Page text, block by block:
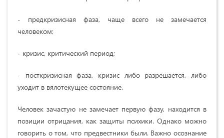
- предкризисная фаза, чаще всего не замечается
человеком;
- кризис, критический период;
- посткризисная фаза, кризис либо разрешается, либо
уходит в вялотекущее состояние.
Человек зачастую не замечает первую фазу, находится в
позиции отрицания, как защиты психики. Однако можно
говорить о том, что предвестники были. Важно осознание